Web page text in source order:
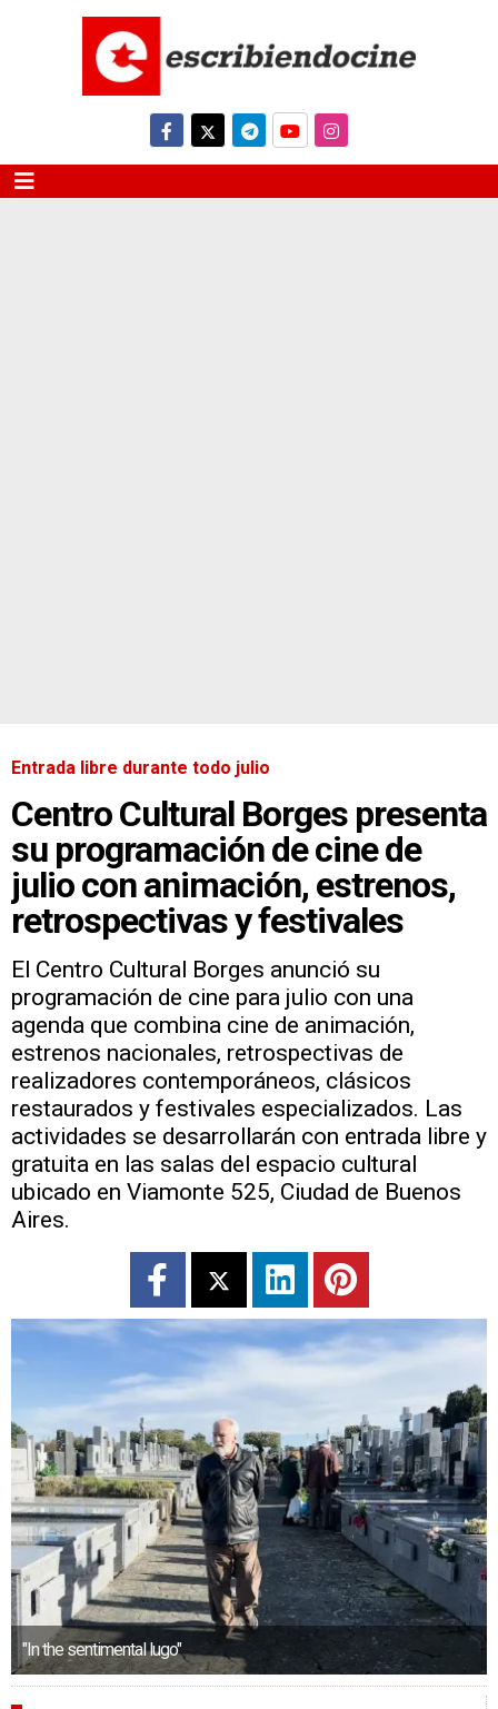
Entrada libre durante todo julio
Centro Cultural Borges presenta
su programación de cine de
julio con animación, estrenos,
retrospectivas y festivales
El Centro Cultural Borges anunció su
programación de cine para julio con una
agenda que combina cine de animación,
estrenos nacionales, retrospectivas de
realizadores contemporáneos, clásicos
restaurados y festivales especializados. Las
actividades se desarrollarán con entrada libre y
gratuita en las salas del espacio cultural
ubicado en Viamonte 525, Ciudad de Buenos
Aires.
"In the sentimental lugo"